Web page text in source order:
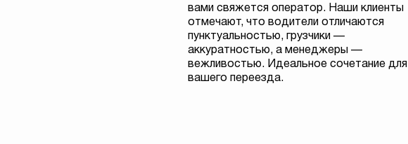
вами свяжется оператор. Наши клиенты
отмечают, что водители отличаются
пунктуальностью, грузчики —
аккуратностью, а менеджеры —
вежливостью. Идеальное сочетание для
вашего переезда.